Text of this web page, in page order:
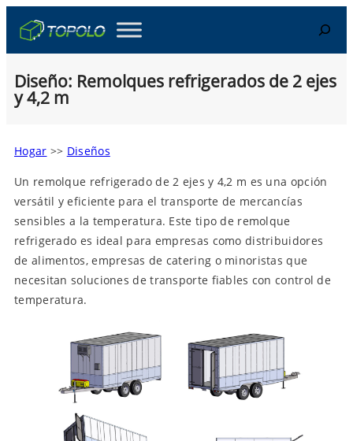
content
Search
Diseño: Remolques refrigerados de 2 ejes
y 4,2 m
Hogar >> Diseños
Un remolque refrigerado de 2 ejes y 4,2 m es una opción
versátil y eficiente para el transporte de mercancías
sensibles a la temperatura. Este tipo de remolque
refrigerado es ideal para empresas como distribuidores
de alimentos, empresas de catering o minoristas que
necesitan soluciones de transporte fiables con control de
temperatura.